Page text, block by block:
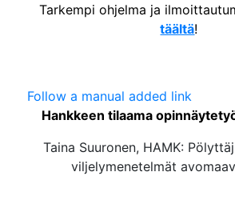
Tarkempi ohjelma ja
täältä!
Follow a manual added link
Hankkeen tilaama
Taina Suuronen, HAMK:
viljelymenetelmät